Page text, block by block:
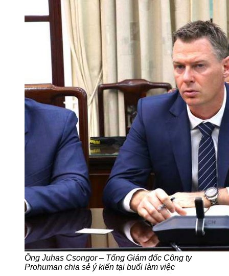
Ông Juhas Csongor – Tổng Giám đốc Công ty
Prohuman chia sẻ ý kiến tại buổi làm việc